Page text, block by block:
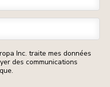
Inc. traite mes données
des communications